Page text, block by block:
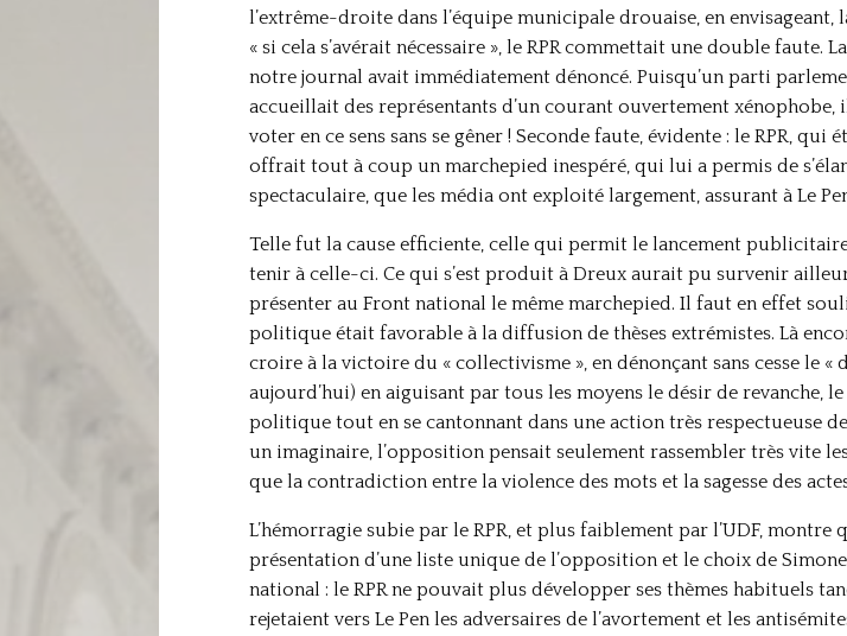
l’extrême-droite dans l’équipe municipale drouaise, en
« si cela s’avérait nécessaire », le RPR commettait une double
notre journal avait immédiatement dénoncé. Puisqu’un parti
accueillait des représentants d’un courant ouvertement xénophobe,
voter en ce sens sans se gêner ! Seconde faute, évidente : le RPR,
offrait tout à coup un marchepied inespéré, qui lui a permis de
spectaculaire, que les média ont exploité largement, assurant à Le
Telle fut la cause efficiente, celle qui permit le lancement
tenir à celle-ci. Ce qui s’est produit à Dreux aurait pu survenir
présenter au Front national le même marchepied. Il faut en effet
politique était favorable à la diffusion de thèses extrémistes. Là
croire à la victoire du « collectivisme », en dénonçant sans cesse le
aujourd’hui) en aiguisant par tous les moyens le désir de revanche,
politique tout en se cantonnant dans une action très respectueuse
un imaginaire, l’opposition pensait seulement rassembler très vite
que la contradiction entre la violence des mots et la sagesse des
L’hémorragie subie par le RPR, et plus faiblement par l’UDF,
présentation d’une liste unique de l’opposition et le choix de
national : le RPR ne pouvait plus développer ses thèmes habituels
rejetaient vers Le Pen les adversaires de l’avortement et les